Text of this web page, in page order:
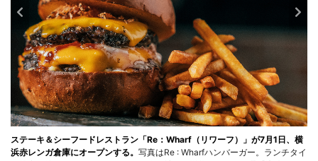
ステーキ＆シーフードレストラン「Re：Wharf（リワーフ）」が7月1日、横
浜赤レンガ倉庫にオープンする。 写真はRe : Wharfハンバーガー。ランチタイ